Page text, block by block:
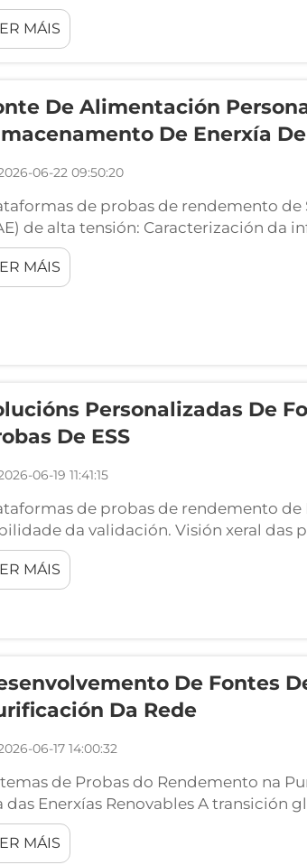
renovables a escala de servizo
cambiou fundamentalmente a
MÁIS
De Alimentación
De Enerxía
06-22 09:50:20
de probas de rendemento
de alta tensión: Caracterización da
de plataformas de probas de
de probas de rendemento de
de validación que integra...
MÁIS
Personalizadas De
De ESS
06-19 11:41:15
de probas de rendemento de
da validación. Visión xeral das
de sistema. As plataformas de
de enerxía (ESS) son
MÁIS
De Fontes
Da Rede
06-17 14:00:32
de Probas do Rendemento na
das Enerxías Renovables A transición
fundamentalmente a
masivas instalacións solares a
MÁIS